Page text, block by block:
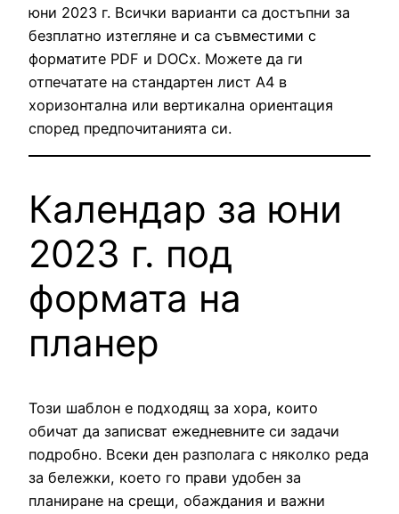
юни 2023 г. Всички варианти са достъпни за
безплатно изтегляне и са съвместими с
форматите PDF и DOCx. Можете да ги
отпечатате на стандартен лист А4 в
хоризонтална или вертикална ориентация
според предпочитанията си.
Календар за юни
2023 г. под
формата на
планер
Този шаблон е подходящ за хора, които
обичат да записват ежедневните си задачи
подробно. Всеки ден разполага с няколко реда
за бележки, което го прави удобен за
планиране на срещи, обаждания и важни